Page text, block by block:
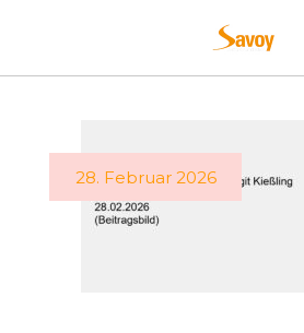
28. Februar 2026